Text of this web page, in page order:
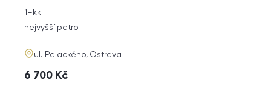
rozměry
dispozice
1+kk
funkce
nejvyšší patro
adresa
ul. Palackého, Ostrava
cena
6 700 Kč